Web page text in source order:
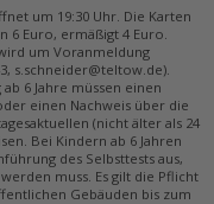
um 19:30 Uhr. Die Karten
6 Euro, ermäßigt 4 Euro.
um Voranmeldung
s.schneider@teltow.de).
6 Jahre müssen einen
einen Nachweis über die
(nicht älter als 24
Bei Kindern ab 6 Jahren
des Selbsttests aus,
muss. Es gilt die Pflicht
Gebäuden bis zum